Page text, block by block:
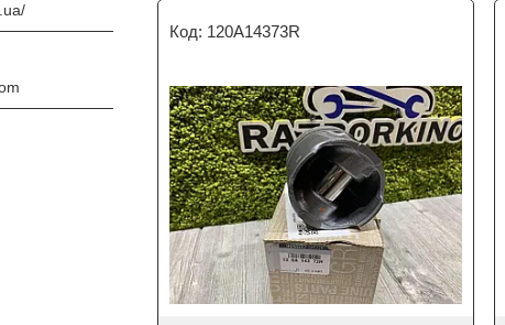
120A14373R